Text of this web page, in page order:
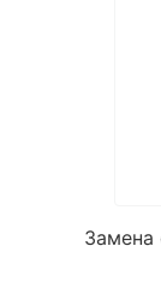
Замена